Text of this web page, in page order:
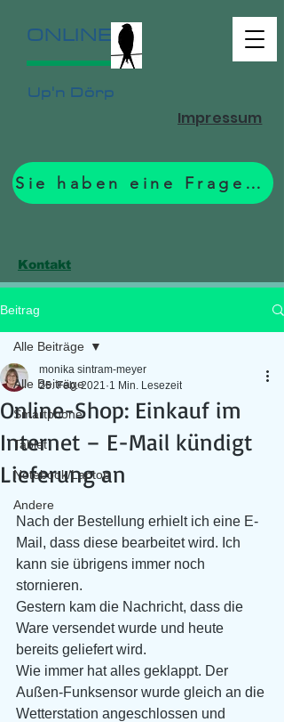
ONLINE
Up'n Dörp
Sie haben eine Frage? Zum Formular.
Impressum
Kontakt
Beitrag
Alle Beiträge
Smartphone
Tablet
Notebook/Laptop
Andere
Alle Beiträge
Online-Shop: Einkauf im
Internet – E-Mail kündigt
Lieferung an
monika sintram-meyer
25. Feb. 2021 1 Min. Lesezeit
Nach der Bestellung erhielt ich eine E-
Mail, dass diese bearbeitet wird. Ich
kann sie übrigens immer noch
stornieren.
Gestern kam die Nachricht, dass die
Ware versendet wurde und heute
bereits geliefert wird.
Wie immer hat alles geklappt. Der
Außen-Funksensor wurde gleich an die
Wetterstation angeschlossen und